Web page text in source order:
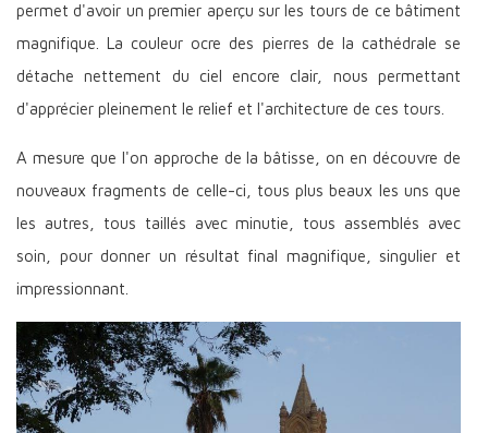
permet d'avoir un premier aperçu sur les tours de ce bâtiment
magnifique. La couleur ocre des pierres de la cathédrale se
détache nettement du ciel encore clair, nous permettant
d'apprécier pleinement le relief et l'architecture de ces tours.
A mesure que l'on approche de la bâtisse, on en découvre de
nouveaux fragments de celle-ci, tous plus beaux les uns que
les autres, tous taillés avec minutie, tous assemblés avec
soin, pour donner un résultat final magnifique, singulier et
impressionnant.